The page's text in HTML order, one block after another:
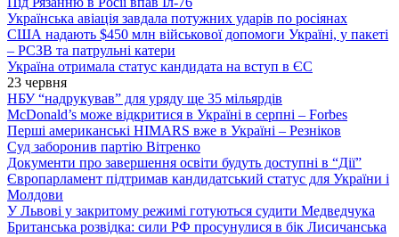
Українська авіація завдала потужних ударів по росіянах
США надають $450 млн військової допомоги Україні, у пакеті
– РСЗВ та патрульні катери
Україна отримала статус кандидата на вступ в ЄС
23 червня
НБУ “надрукував” для уряду ще 35 мільярдів
McDonald’s може відкритися в Україні в серпні – Forbes
Перші американські HIMARS вже в Україні – Резніков
Суд заборонив партію Вітренко
Документи про завершення освіти будуть доступні в “Дії”
Європарламент підтримав кандидатський статус для України і
Молдови
У Львові у закритому режимі готуються судити Медведчука
Британська розвідка: сили РФ просунулися в бік Лисичанська